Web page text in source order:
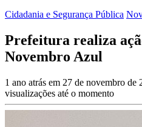
Cidadania e Segurança Pública
Prefeitura realiza
Novembro Azul
1 ano atrás em 27 de novembro de
visualizações até o momento